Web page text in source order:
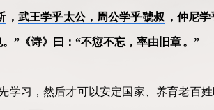
，武王学乎太公，周公学乎虢叔 ，仲尼学
”《诗》曰：“不愆不忘，率由旧章。”
学习，然后才可以安定国家、养育老百